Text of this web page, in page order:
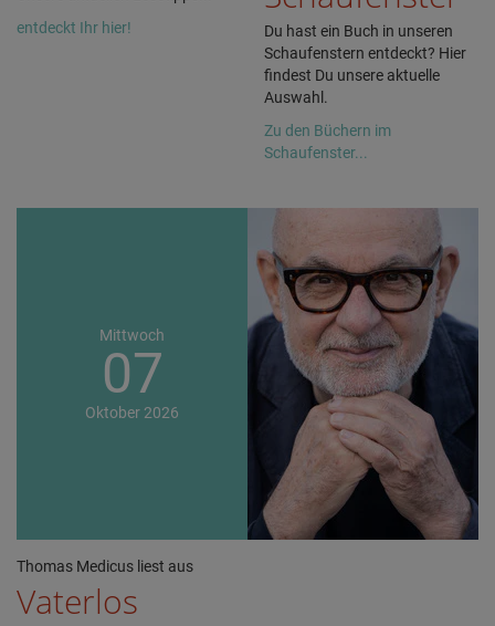
entdeckt Ihr hier!
Du hast ein Buch in unseren
Schaufenstern entdeckt? Hier
findest Du unsere aktuelle
Auswahl.
Zu den Büchern im
Schaufenster...
Mittwoch
07
Oktober 2026
Thomas Medicus liest aus
Vaterlos